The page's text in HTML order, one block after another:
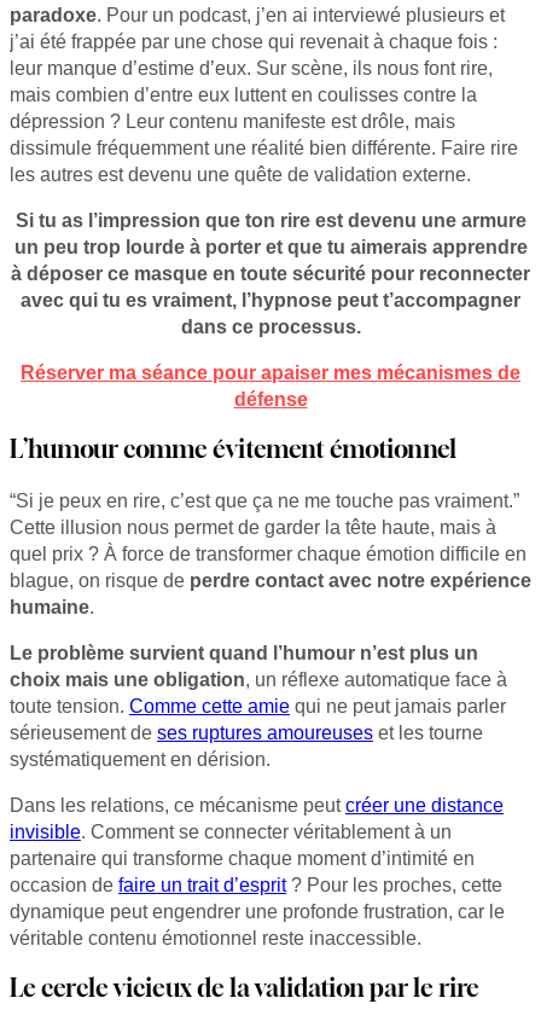
paradoxe. Pour un podcast, j’en ai interviewé plusieurs et
j’ai été frappée par une chose qui revenait à chaque fois :
leur manque d’estime d’eux. Sur scène, ils nous font rire,
mais combien d’entre eux luttent en coulisses contre la
dépression ? Leur contenu manifeste est drôle, mais
dissimule fréquemment une réalité bien différente. Faire rire
les autres est devenu une quête de validation externe.
Si tu as l’impression que ton rire est devenu une armure
un peu trop lourde à porter et que tu aimerais apprendre
à déposer ce masque en toute sécurité pour reconnecter
avec qui tu es vraiment, l’hypnose peut t’accompagner
dans ce processus.
Réserver ma séance pour apaiser mes mécanismes de
défense
L’humour comme évitement émotionnel
“Si je peux en rire, c’est que ça ne me touche pas vraiment.”
Cette illusion nous permet de garder la tête haute, mais à
quel prix ? À force de transformer chaque émotion difficile en
blague, on risque de perdre contact avec notre expérience
humaine.
Le problème survient quand l’humour n’est plus un
choix mais une obligation, un réflexe automatique face à
toute tension. Comme cette amie qui ne peut jamais parler
sérieusement de ses ruptures amoureuses et les tourne
systématiquement en dérision.
Dans les relations, ce mécanisme peutcréer une distance
invisible. Comment se connecter véritablement à un
partenaire qui transforme chaque moment d’intimité en
occasion de faire un trait d’esprit? Pour les proches, cette
dynamique peut engendrer une profonde frustration, car le
véritable contenu émotionnel reste inaccessible.
Le cercle vicieux de la validation par le rire